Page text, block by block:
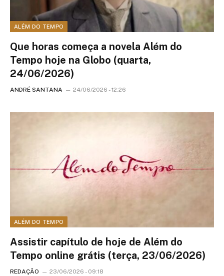
ALÉM DO TEMPO
Que horas começa a novela Além do
Tempo hoje na Globo (quarta,
24/06/2026)
ANDRÉ SANTANA 24/06/2026 - 12:26
ALÉM DO TEMPO
Assistir capítulo de hoje de Além do
Tempo online grátis (terça, 23/06/2026)
REDAÇÃO 23/06/2026 - 09:18